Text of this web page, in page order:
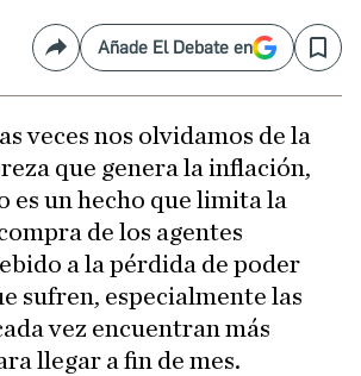
CompartirAñade El Debate en Save
veces nos olvidamos de la
que genera la inflación,
es un hecho que limita la
de los agentes
a la pérdida de poder
sufren, especialmente las
vez encuentran más
llegar a fin de mes.